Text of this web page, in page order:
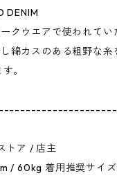
DENIM
クウエアで使われて
綿カスのある粗野な
。
トア / 店主
/ 60kg 着用推奨サイ